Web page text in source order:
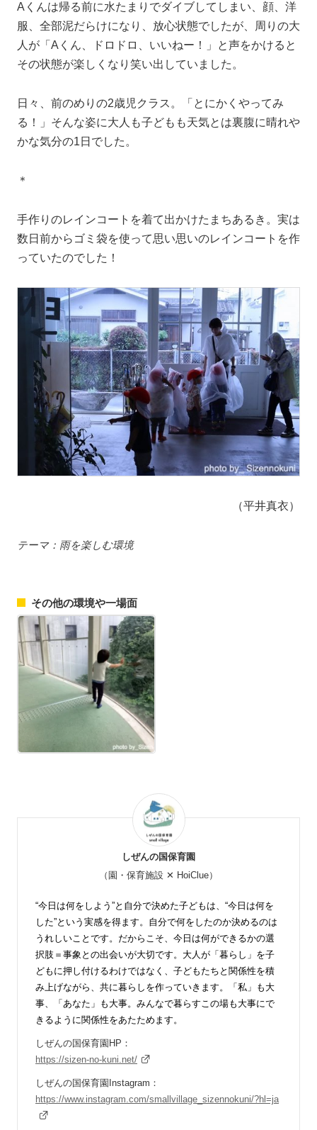
Aくんは帰る前に水たまりでダイブしてしまい、顔、洋
服、全部泥だらけになり、放心状態でしたが、周りの大
人が「Aくん、ドロドロ、いいねー！」と声をかけると
その状態が楽しくなり笑い出していました。
日々、前のめりの2歳児クラス。「とにかくやってみ
る！」そんな姿に大人も子どもも天気とは裏腹に晴れや
かな気分の1日でした。
＊
手作りのレインコートを着て出かけたまちあるき。実は
数日前からゴミ袋を使って思い思いのレインコートを作
っていたのでした！
（平井真衣）
テーマ：雨を楽しむ環境
その他の環境や一場面
しぜんの国保育園
（園・保育施設 ✕ HoiClue）
“今日は何をしよう”と自分で決めた子どもは、“今日は何を
した”という実感を得ます。自分で何をしたのか決めるのは
うれしいことです。だからこそ、今日は何ができるかの選
択肢＝事象との出会いが大切です。大人が「暮らし」を子
どもに押し付けるわけではなく、子どもたちと関係性を積
み上げながら、共に暮らしを作っていきます。「私」も大
事、「あなた」も大事。みんなで暮らすこの場も大事にで
きるように関係性をあたためます。
しぜんの国保育園HP：
https://sizen-no-kuni.net/
しぜんの国保育園Instagram：
https://www.instagram.com/smallvillage_sizennokuni/?hl=ja